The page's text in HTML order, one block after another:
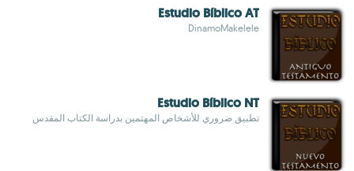
Estudio Bíblico AT
DinamoMakelele
Estudio Bíblico NT
تطبيق ضروري للأشخاص المهتمين بدراسة الكتاب المقدس